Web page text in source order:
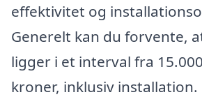
effektivitet og
Generelt kan du forvente,
ligger i et interval fra
kroner, inklusiv installation.